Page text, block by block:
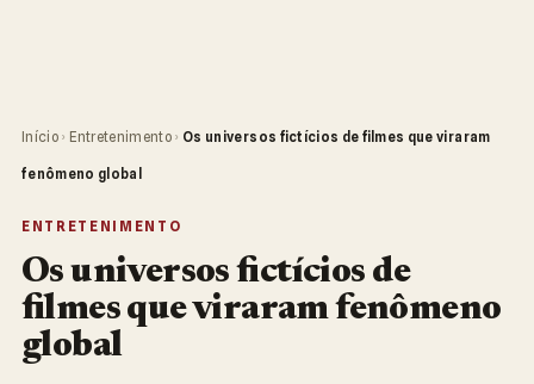
Início › Entretenimento › Os universos fictícios de filmes que viraram
fenômeno global
ENTRETENIMENTO
Os universos fictícios de
filmes que viraram fenômeno
global